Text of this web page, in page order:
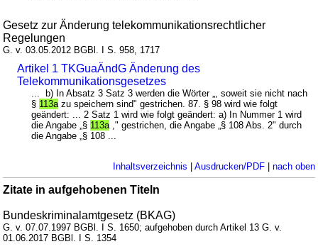
Gesetz zur Änderung telekommunikationsrechtlicher
Regelungen
G. v. 03.05.2012 BGBl. I S. 958, 1717
Artikel 1 TKGuaÄndG Änderung des
Telekommunikationsgesetzes
... b) In Absatz 3 Satz 3 werden die Wörter „, soweit sie nicht nach
§ 113a zu speichern sind" gestrichen. 87. § 98 wird wie folgt
geändert: ... 2 Satz 1 wird wie folgt geändert: a) In Nummer 1 wird
die Angabe „§ 113a ," gestrichen, die Angabe „§ 108 Abs. 2" durch
die Angabe „§ 108 ...
Inhaltsverzeichnis | Ausdrucken/PDF| nach oben
Zitate in aufgehobenen Titeln
Bundeskriminalamtgesetz (BKAG)
G. v. 07.07.1997 BGBl. I S. 1650; aufgehoben durch Artikel 13 G. v.
01.06.2017 BGBl. I S. 1354